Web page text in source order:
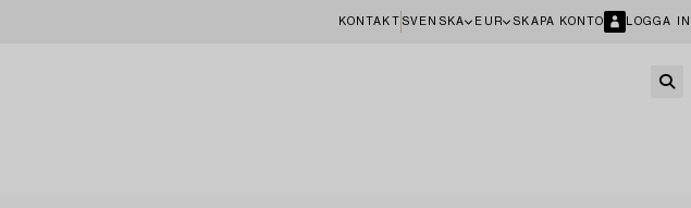
KONTAKT SVENSKA EUR SKAPA KONTO LOGGA IN